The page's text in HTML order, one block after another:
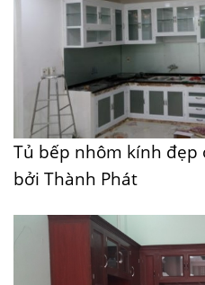
Tủ bếp nhôm kính
bởi Thành Phát